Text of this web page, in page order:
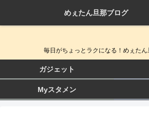
QOL向上ガジェット＆生活
毎日がちょっとラクになる！めぇた
ガジェット
Myスタメン
めぇたん旦那ブログ